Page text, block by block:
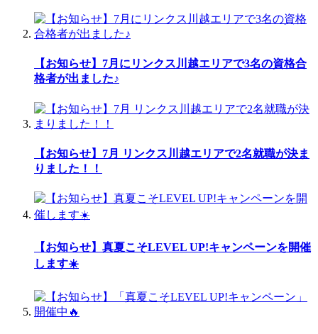
【お知らせ】7月にリンクス川越エリアで3名の資格合
格者が出ました♪
【お知らせ】7月 リンクス川越エリアで2名就職が決ま
りました！！
【お知らせ】真夏こそLEVEL UP!キャンペーンを開催
します☀️